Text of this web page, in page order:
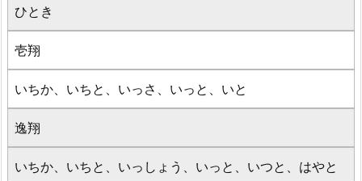
ひとき
壱翔
いちか、いちと、いっさ、いっと、いと
逸翔
いちか、いちと、いっしょう、いっと、いつと、はやと